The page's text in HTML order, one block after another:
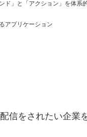
」と「アクション」を体系
アプリケーション
信をされたい企